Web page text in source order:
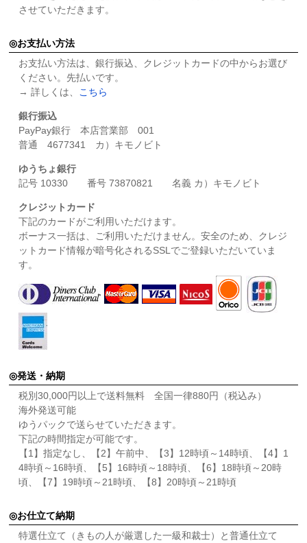
させていただきます。
お支払い方法
お支払い方法は、銀行振込、クレジットカードの中からお選び
ください。先払いです。
→ 詳しくは、
こちら
銀行振込
PayPay銀行 本店営業部 001
普通 4677341 カ）キモノビト
ゆうちょ銀行
記号 10330 番号 73870821 名義 カ）キモノビト
クレジットカード
下記のカードがご利用いただけます。
ボーナス一括は、ご利用いただけません。安全のため、クレジ
ットカード情報が暗号化されるSSLでご登録いただいていま
す。
発送・納期
税別30,000円以上で送料無料 全国一律880円（税込み）
海外発送可能
ゆうパックで送らせていただきます。
下記の時間指定が可能です。
【1】指定なし、【2】午前中、【3】12時頃～14時頃、【4】1
4時頃～16時頃、【5】16時頃～18時頃、【6】18時頃～20時
頃、【7】19時頃～21時頃、【8】20時頃～21時頃
お仕立て納期
特選仕立て（きもの人が厳選した一級和裁士）と普通仕立て